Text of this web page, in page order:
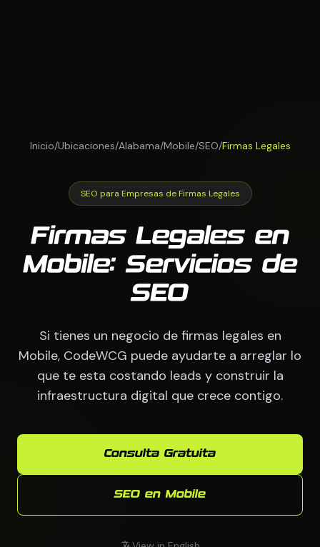
Inicio/Ubicaciones/Alabama/Mobile/SEO/Firmas Legales
SEO para Empresas de Firmas Legales
Firmas Legales en
Mobile: Servicios de
SEO
Si tienes un negocio de firmas legales en
Mobile, CodeWCG puede ayudarte a arreglar lo
que te esta costando leads y construir la
infraestructura digital que crece contigo.
Consulta Gratuita
SEO en Mobile